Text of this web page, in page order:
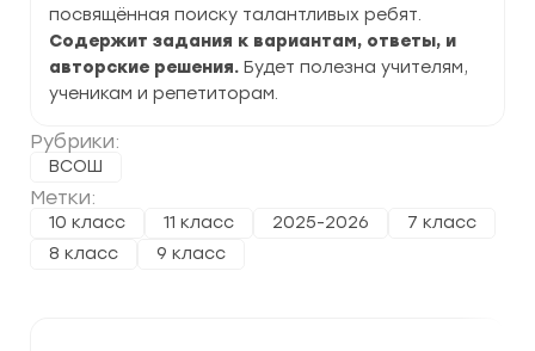
посвящённая поиску талантливых ребят.
Содержит задания к вариантам, ответы, и
авторские решения. Будет полезна учителям,
ученикам и репетиторам.
Рубрики:
ВСОШ
Метки:
10 класс 11 класс 2025-2026
7 класс
8 класс
9 класс